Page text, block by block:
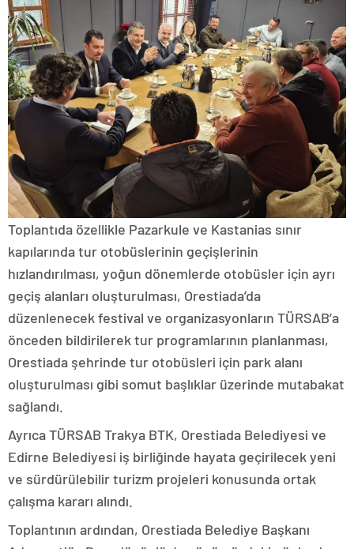
Toplantıda özellikle Pazarkule ve Kastanias sınır
kapılarında tur otobüslerinin geçişlerinin
hızlandırılması, yoğun dönemlerde otobüsler için ayrı
geçiş alanları oluşturulması, Orestiada’da
düzenlenecek festival ve organizasyonların TÜRSAB’a
önceden bildirilerek tur programlarının planlanması,
Orestiada şehrinde tur otobüsleri için park alanı
oluşturulması gibi somut başlıklar üzerinde mutabakat
sağlandı.
Ayrıca TÜRSAB Trakya BTK, Orestiada Belediyesi ve
Edirne Belediyesi iş birliğinde hayata geçirilecek yeni
ve sürdürülebilir turizm projeleri konusunda ortak
çalışma kararı alındı.
Toplantının ardından, Orestiada Belediye Başkanı